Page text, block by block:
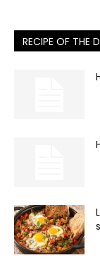
RECIPE OF THE